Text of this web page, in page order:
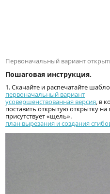
Первоначальный вариант
Пошаговая инструкция.
1. Скачайте и распечатайте
первоначальный вариант
усовершенствованная версия, в
поставить открытую открытку
присутствует «щель».
план вырезания и создания